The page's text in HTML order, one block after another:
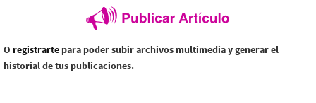
O registrarte para poder subir archivos multimedia y generar el
historial de tus publicaciones.